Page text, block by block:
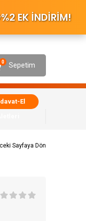
%2 EK İNDİRİM!
Sepetim
0
El
Sayfaya Dön